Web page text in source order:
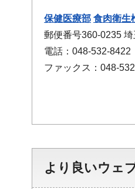
保健医療部 食肉衛生
郵便番号360-0235
電話：048-532-8422
ファックス：048-
より良いウェ